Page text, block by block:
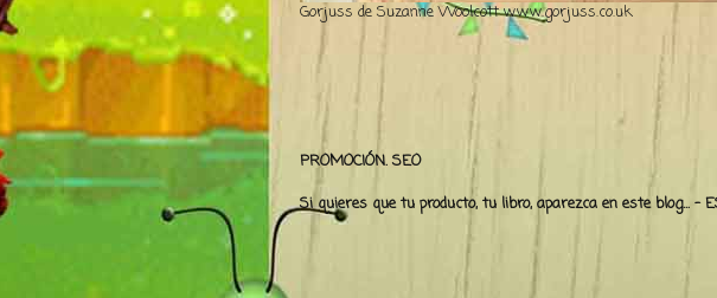
Gorjuss de Suzanne Woolcott www.gorjuss.co.uk
PROMOCIÓN. SEO
Si quieres que tu producto, tu libro, aparezca en este blog... -